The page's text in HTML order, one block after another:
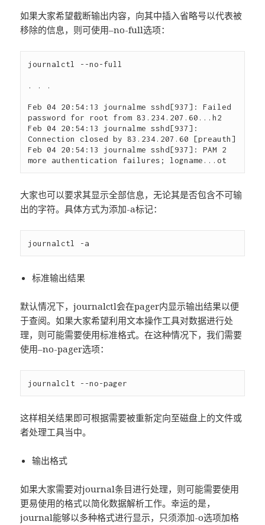
如果大家希望截断输出内容，向其中插入省略号以代表被
移除的信息，则可使用–no-full选项：
journalctl --no-full
. . .
Feb 04 20:54:13 journalme sshd[937]: Failed
password for root from 83.234.207.60...h2
Feb 04 20:54:13 journalme sshd[937]:
Connection closed by 83.234.207.60 [preauth]
Feb 04 20:54:13 journalme sshd[937]: PAM 2
大家也可以要求其显示全部信息，无论其是否包含不可输
出的字符。具体方式为添加-a标记：
标准输出结果
默认情况下，journalctl会在pager内显示输出结果以便
于查阅。如果大家希望利用文本操作工具对数据进行处
理，则可能需要使用标准格式。在这种情况下，我们需要
使用–no-pager选项：
这样相关结果即可根据需要被重新定向至磁盘上的文件或
者处理工具当中。
输出格式
如果大家需要对journal条目进行处理，则可能需要使用
更易使用的格式以简化数据解析工作。幸运的是，
journal能够以多种格式进行显示，只须添加-o选项加格